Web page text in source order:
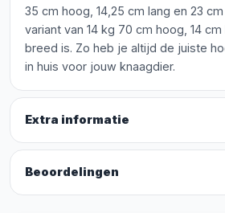
35 cm hoog, 14,25 cm lang en 23
variant van 14 kg 70 cm hoog, 14
breed is. Zo heb je altijd de juiste
in huis voor jouw knaagdier.
Extra informatie
Beoordelingen